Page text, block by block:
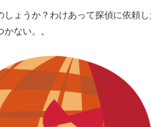
ょうか？わけあって探偵に依頼
ない。。